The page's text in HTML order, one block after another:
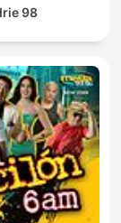
Irie 98